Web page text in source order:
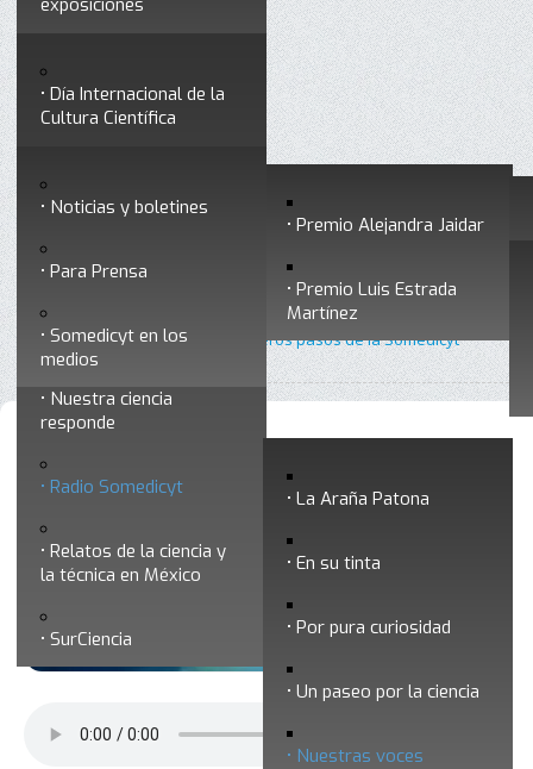
Socios vigentes
profesionales
Premios a divulgadores Premio Alejandra Jaidar
Premio Luis Estrada
Martínez
exposiciones
formar divulgadores
Día Internacional de la
Cultura Científica
Ciencia y Tecnología
Nuestra ciencia
responde
Radio Somedicyt La Araña Patona
En su tinta
Por pura curiosidad
Un paseo por la ciencia
Nuestras voces
Relatos de la ciencia y
la técnica en México
SurCiencia
Noticias y boletines
Para Prensa
Somedicyt en los
medios
Contacto
Radio Somedicyt •
Nuestras voces
Nuestras voces 12 - Los primeros pasos de la Somedicyt
Nuestras voces 12 - Los primeros pasos
de la Somedicyt